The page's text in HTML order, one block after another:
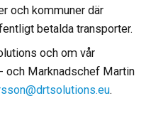
och kommuner där
betalda transporter.
och om vår
och Marknadschef Martin
.